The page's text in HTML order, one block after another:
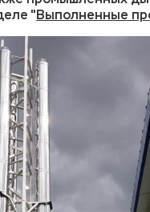
" Выполненные